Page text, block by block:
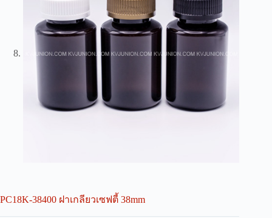
PC18K-38400 ฝาเกลียวเซฟตี้ 38mm